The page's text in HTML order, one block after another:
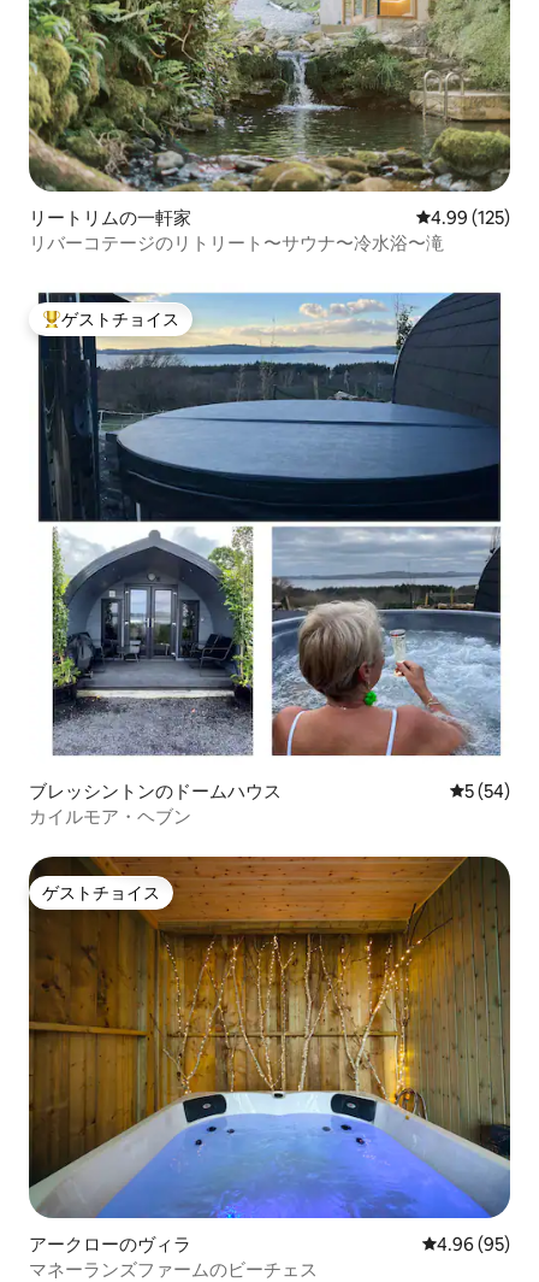
リートリムの一軒家 レビュー125
4.99 (125)
リバーコテージのリトリート〜サウナ〜冷水浴〜滝
大好評のゲストチョイスです。
ゲストチョイス
ブレッシントンのドームハウス レビュー
5 (54)
カイルモア・ヘブン
ゲストチョイス
ゲストチョイス
アークローのヴィラ レビュー95
4.96 (95)
マネーランズファームのビーチェス